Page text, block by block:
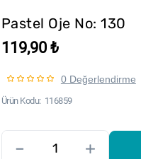
Pastel Oje No: 130
119,90 ₺
0 Değerlendirme
Ürün Kodu 116859
– +